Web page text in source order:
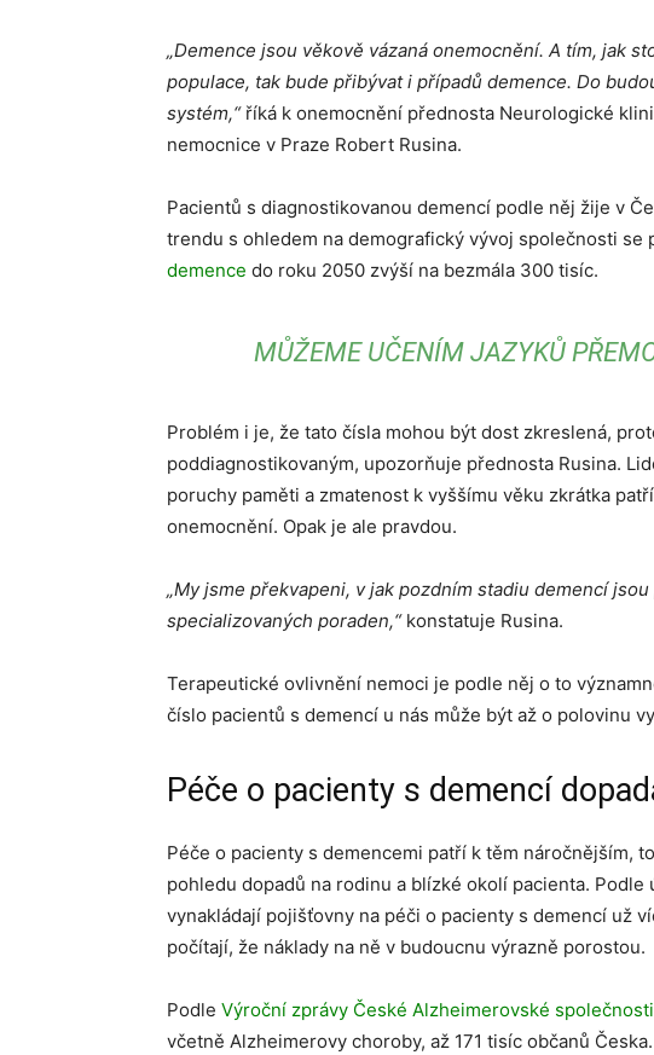
„Demence jsou věkově vázaná onemocnění. A tím, jak
populace, tak bude přibývat i případů demence. Do
systém,“říká k onemocnění přednosta Neurologické
nemocnice v Praze Robert Rusina.
Pacientů s diagnostikovanou demencí podle něj žije v
trendu s ohledem na demografický vývoj společnosti se
demence do roku 2050 zvýší na bezmála 300 tisíc.
MŮŽEME UČENÍM JAZYKŮ
Problém i je, že tato čísla mohou být dost zkreslená,
poddiagnostikovaným, upozorňuje přednosta Rusina.
poruchy paměti a zmatenost k vyššímu věku zkrátka
onemocnění. Opak je ale pravdou.
„My jsme překvapeni, v jak pozdním stadiu demencí
specializovaných poraden,“konstatuje Rusina.
Terapeutické ovlivnění nemoci je podle něj o to
číslo pacientů s demencí u nás může být až o polovinu
Péče o pacienty s demencí
Péče o pacienty s demencemi patří k těm náročnějším,
pohledu dopadů na rodinu a blízké okolí pacienta.
vynakládají pojišťovny na péči o pacienty s demencí už
počítají, že náklady na ně v budoucnu výrazně porostou.
Podle Výroční zprávy České Alzheimerovské společnosti
včetně Alzheimerovy choroby, až 171 tisíc občanů